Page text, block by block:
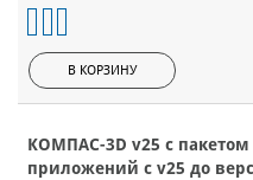
В КОРЗИНУ
КОМПАС-3D v25 с
приложений c v25 до